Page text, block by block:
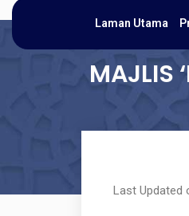
Laman Utama
MAJLIS
Last Updated